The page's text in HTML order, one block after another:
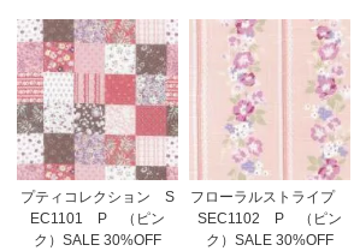
プティコレクション S
EC1101 P （ピン
ク）SALE 30%OFF
フローラルストライプ
SEC1102 P （ピン
ク）SALE 30%OFF